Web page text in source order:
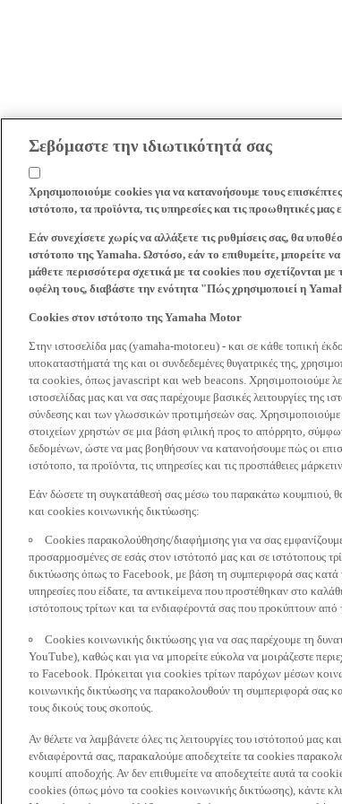
Σεβόμαστε την ιδιωτικότητά σας
Χρησιμοποιούμε cookies για να κατανοήσουμε τους
ιστότοπο, τα προϊόντα, τις υπηρεσίες και τις προωθητικές μας
Εάν συνεχίσετε χωρίς να αλλάξετε τις ρυθμίσεις σας, θα
ιστότοπο της Yamaha. Ωστόσο, εάν το επιθυμείτε, μπορείτε
μάθετε περισσότερα σχετικά με τα cookies που σχετίζονται
οφέλη τους, διαβάστε την ενότητα "Πώς χρησιμοποιεί η
Cookies στον ιστότοπο της Yamaha Motor
Στην ιστοσελίδα μας (yamaha-motor.eu) - και σε κάθε τοπική
υποκαταστήματά της και οι συνδεδεμένες θυγατρικές της,
τα cookies, όπως javascript και web beacons. Χρησιμοποιούμε
ιστοσελίδας μας και να σας παρέχουμε βασικές λειτουργίες της
σύνδεσης και των γλωσσικών προτιμήσεών σας.
στοιχείων χρηστών σε μια βάση φιλική προς το απόρρητο,
δεδομένων, ώστε να μας βοηθήσουν να κατανοήσουμε πώς οι
ιστότοπο, τα προϊόντα, τις υπηρεσίες και τις προσπάθειες
Εάν δώσετε τη συγκατάθεσή σας μέσω του παρακάτω κουμπιού,
και cookies κοινωνικής δικτύωσης:
Cookies παρακολούθησης/διαφήμισης για να σας
προσαρμοσμένες σε εσάς στον ιστότοπό μας και σε ιστότοπους
δικτύωσης όπως το Facebook, με βάση τη συμπεριφορά σας
υπηρεσίες που είδατε, τα αντικείμενα που προστέθηκαν στο
ιστότοπους τρίτων και τα ενδιαφέροντά σας που προκύπτουν
Cookies κοινωνικής δικτύωσης για να σας παρέχουμε τη
YouTube), καθώς και για να μπορείτε εύκολα να μοιράζεστε
το Facebook. Πρόκειται για cookies τρίτων παρόχων μέσων
κοινωνικής δικτύωσης να παρακολουθούν τη συμπεριφορά σας
τους δικούς τους σκοπούς.
Αν θέλετε να λαμβάνετε όλες τις λειτουργίες του ιστότοπού μας
ενδιαφέροντά σας, παρακαλούμε αποδεχτείτε τα cookies
κουμπί αποδοχής. Αν δεν επιθυμείτε να αποδεχτείτε αυτά τα
cookies (όπως μόνο τα cookies κοινωνικής δικτύωσης), κάντε